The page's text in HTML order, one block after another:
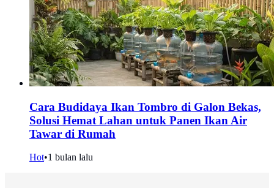
Cara Budidaya Ikan Tombro di Galon Bekas,
Solusi Hemat Lahan untuk Panen Ikan Air
Tawar di Rumah
Hot•1 bulan lalu